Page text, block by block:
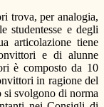
trova, per analogia,
studentesse e degli
articolazione tiene
e di alunne
è composto da 10
in ragione del
svolgono di norma